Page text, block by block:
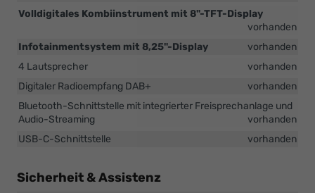
Volldigitales Kombiinstrument mit 8"-TFT-Display
vorhanden
Infotainmentsystem mit 8,25"-Display
vorhanden
4 Lautsprecher
vorhanden
Digitaler Radioempfang DAB+
vorhanden
Bluetooth-Schnittstelle mit integrierter Freisprechanlage und
Audio-Streaming
vorhanden
USB-C-Schnittstelle
vorhanden
Sicherheit & Assistenz